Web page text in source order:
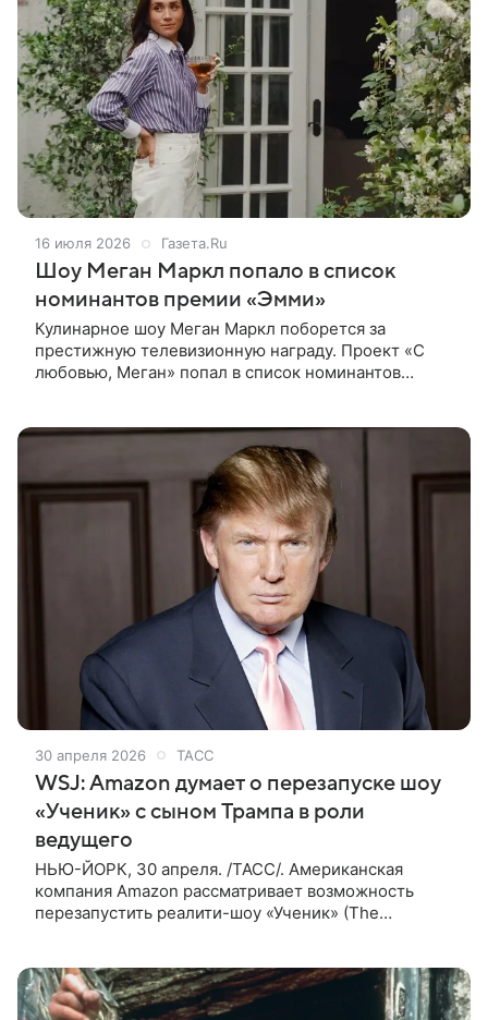
16 июля 2026 Газета.Ru
Шоу Меган Маркл попало в список
номинантов премии «Эмми»
Кулинарное шоу Меган Маркл поборется за
престижную телевизионную награду. Проект «С
любовью, Меган» попал в список номинантов
30 апреля 2026 ТАСС
WSJ: Amazon думает о перезапуске шоу
«Ученик» с сыном Трампа в роли
ведущего
НЬЮ-ЙОРК, 30 апреля. /ТАСС/. Американская
компания Amazon рассматривает возможность
перезапустить реалити-шоу «Ученик» (The